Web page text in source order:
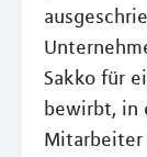
Sakko für
bewirbt, in
Mitarbeiter